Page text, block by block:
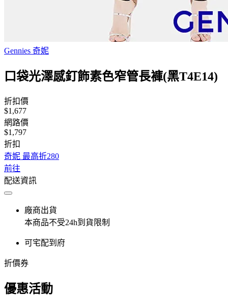
Gennies 奇妮
口袋光澤感釘飾素色窄管長褲(黑T4E14)
折扣價
$1,677
網路價
$1,797
折扣
奇妮 最高折280
前往
配送資訊
廠商出貨
本商品不受24h到貨限制
可宅配到府
折價券
優惠活動